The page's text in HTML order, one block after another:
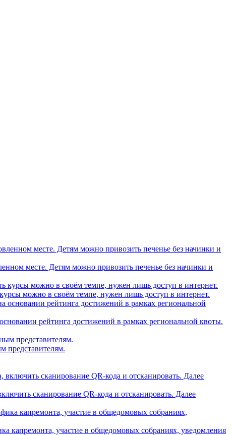
месте. Детям можно привозить печенье без начинки и
можно в своём темпе, нужен лишь доступ в интернет.
рейтинга достижений в рамках региональной квоты.
представителям.
сканирование QR-кода и отсканировать. Далее
капремонта, участие в общедомовых собраниях, уведомления